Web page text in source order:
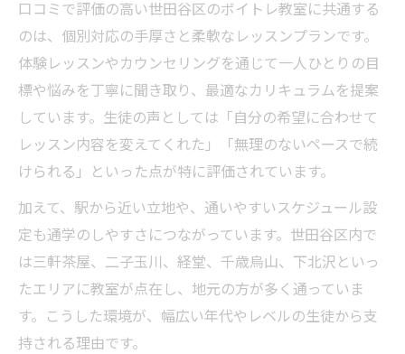
口コミで評価の高い世田谷区のボイトレ教室に共通する
のは、個別対応の手厚さと柔軟なレッスンプランです。
体験レッスンやカウンセリングを通じて一人ひとりの目
標や悩みを丁寧に聞き取り、最適なカリキュラムを提案
しています。生徒の声としては「自分の希望に合わせて
レッスン内容を変えてくれた」「無理のないペースで続
けられる」といった点が特に評価されています。
加えて、駅から近い立地や、通いやすいスケジュール設
定も通学のしやすさにつながっています。世田谷区内で
は三軒茶屋、二子玉川、経堂、千歳烏山、下北沢といっ
たエリアに教室が点在し、地元の方が多く通っていま
す。こうした環境が、幅広い年代やレベルの生徒から支
持される理由です。